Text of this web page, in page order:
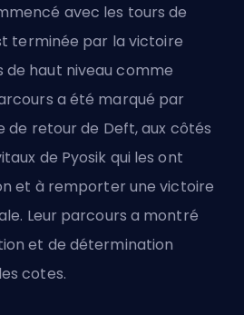
avec les tours de
terminée par la victoire
de haut niveau comme
a été marqué par
de retour de Deft, aux côtés
de Pyosik qui les ont
et à remporter une victoire
Leur parcours a montré
et de détermination
cotes.